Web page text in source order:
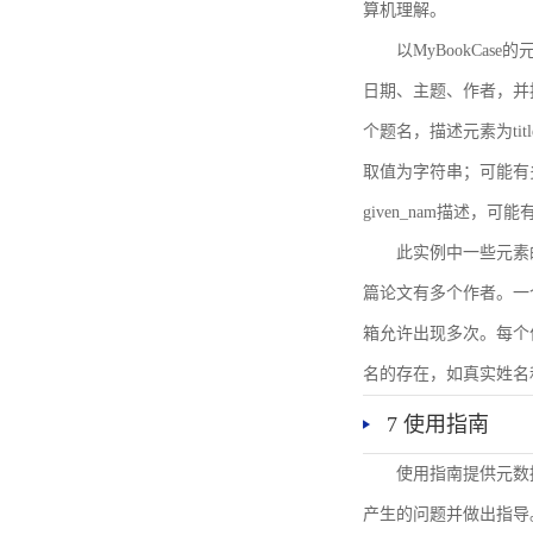
算机理解。
以MyBookCase的
日期、主题、作者，
个题名，描述元素为
取值为字符串；可能
given_nam描述，可能
此实例中一些元
篇论文有多个作者。
箱允许出现多次。每
名的存在，如真实姓
7 使用指南
使用指南提供元
产生的问题并做出指